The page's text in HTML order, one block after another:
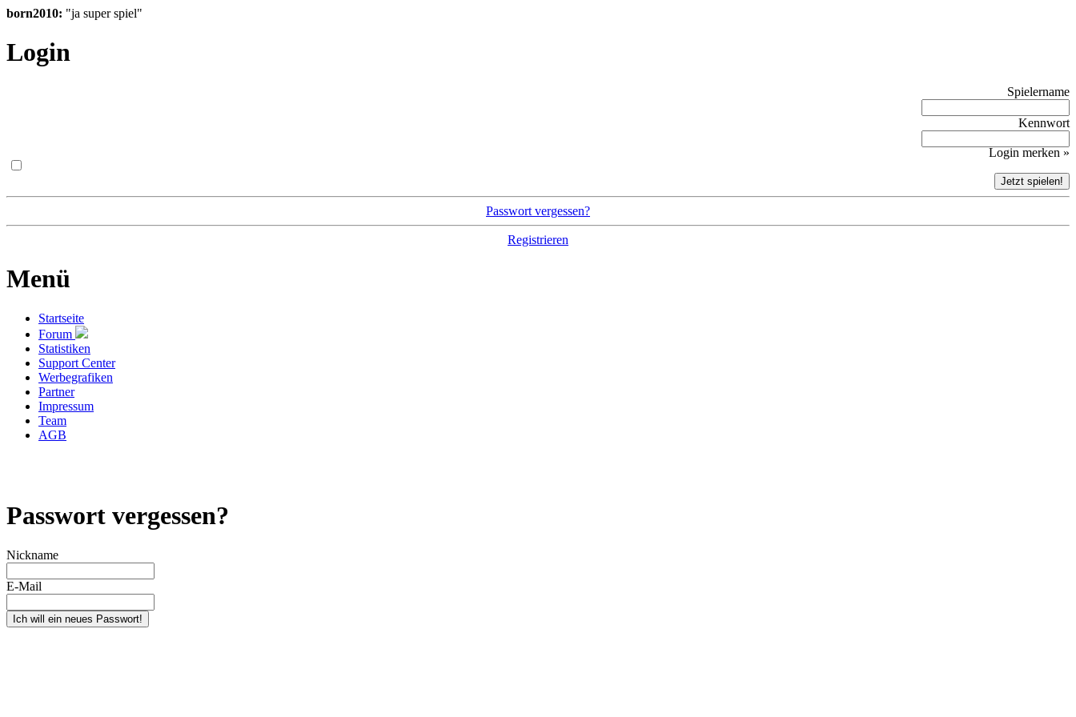
born2010: "ja super spiel"
Login
Spielername
Kennwort
Login merken »
Passwort vergessen?
Registrieren
Menü
Startseite
Forum
Statistiken
Support Center
Werbegrafiken
Partner
Impressum
Team
AGB
Passwort vergessen?
Nickname
E-Mail